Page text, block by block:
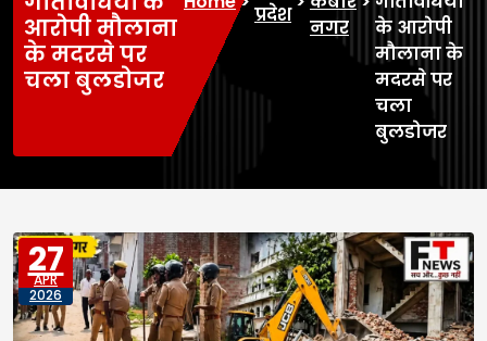
आरोपी मौलाना
के मदरसे पर
चला बुलडोजर
प्रदेश
नगर
के आरोपी
मौलाना के
मदरसे पर
चला
बुलडोजर
27
APR
2026